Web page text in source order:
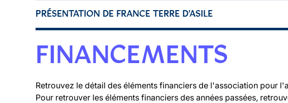
PRÉSENTATION DE FRANCE TERRE D'ASILE
FINANCEMENTS
Retrouvez le détail des éléments financiers de l'association pour
Pour retrouver les éléments financiers des années passées,